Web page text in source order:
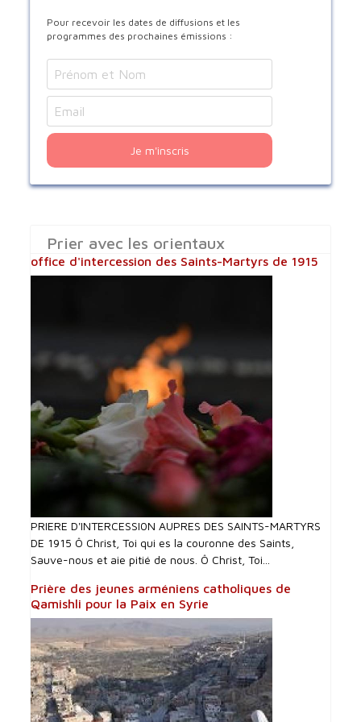
Pour recevoir les dates de diffusions et les
programmes des prochaines émissions :
Je m'inscris
Prier avec les orientaux
office d'intercession des Saints-Martyrs de 1915
PRIERE D'INTERCESSI0N AUPRES DES SAINTS-MARTYRS
DE 1915 Ô Christ, Toi qui es la couronne des Saints,
Sauve-nous et aie pitié de nous. Ô Christ, Toi...
Prière des jeunes arméniens catholiques de
Qamishli pour la Paix en Syrie